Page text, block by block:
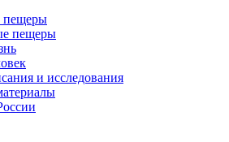
пещеры
пещеры
и исследования